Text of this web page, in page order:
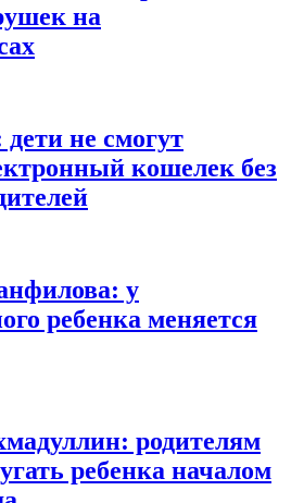
на
не смогут
кошелек без
у
ребенка меняется
родителям
ребенка началом